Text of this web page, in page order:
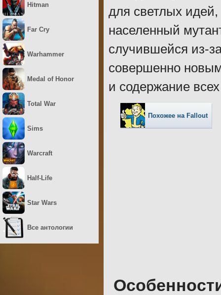
для светлых
населенный
случившейся из-
совершенно
и содержание
Похожее на Fallout
Hitman
Far Cry
Warhammer
Medal of Honor
Total War
Sims
Warcraft
Half-Life
Star Wars
Все антологии